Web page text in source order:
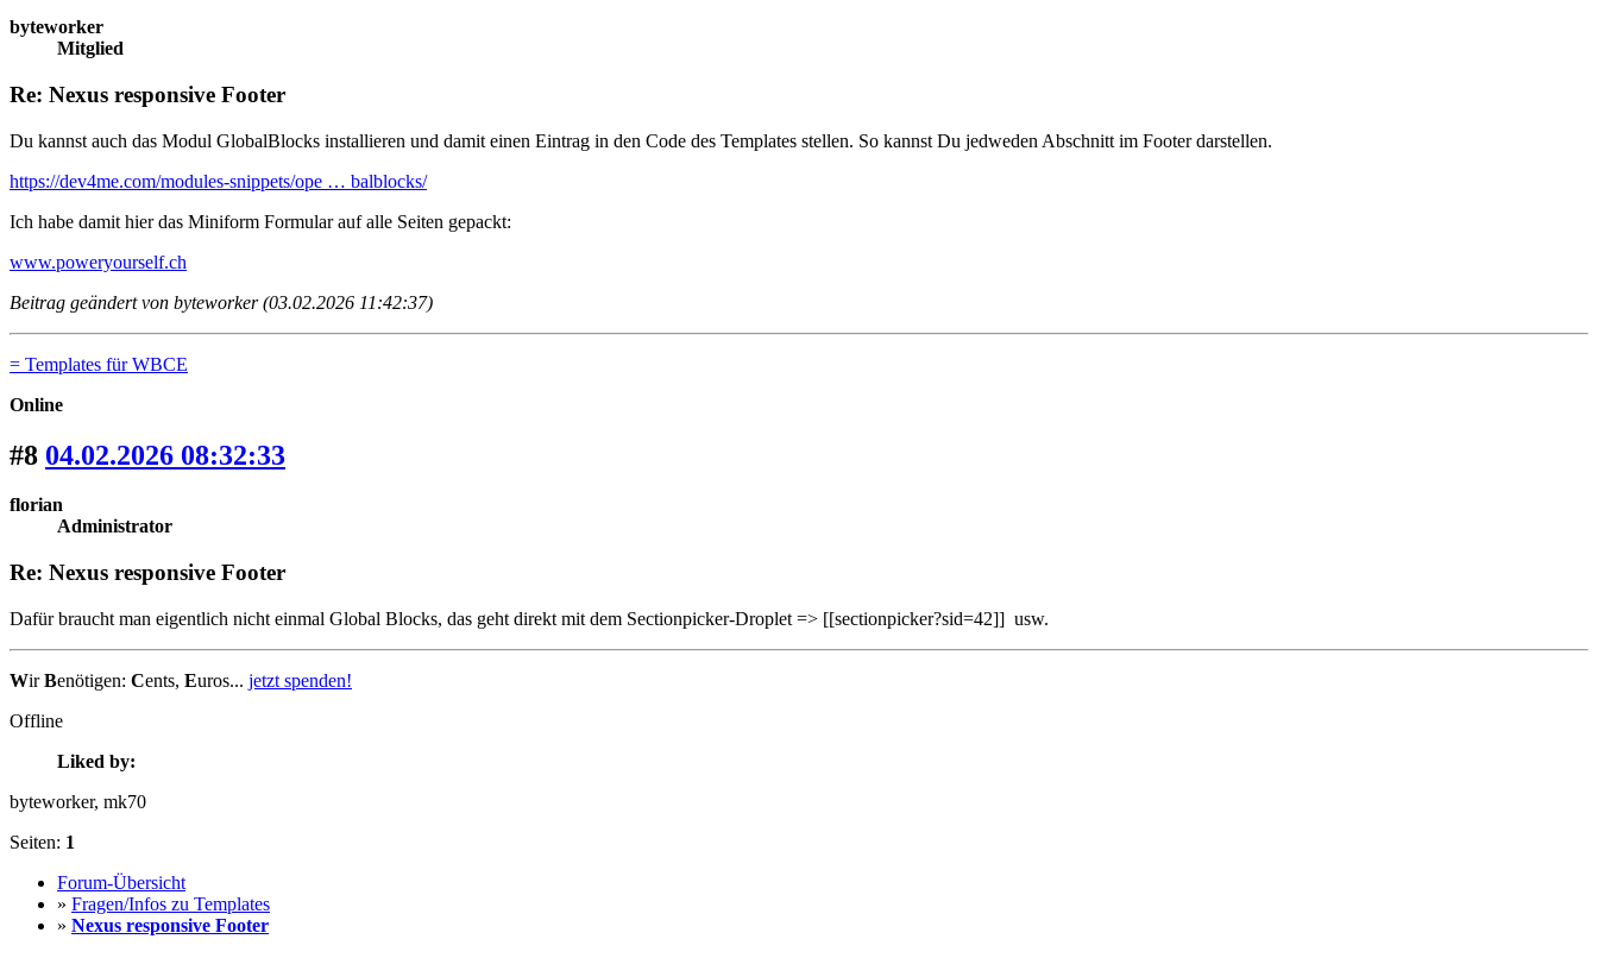
byteworker
Mitglied
Re: Nexus responsive Footer
Du kannst auch das Modul GlobalBlocks installieren und damit einen Eintrag in den Code des Templates stellen. So kannst Du jedweden Abschnitt im Footer darstellen.
https://dev4me.com/modules-snippets/ope … balblocks/
Ich habe damit hier das Miniform Formular auf alle Seiten gepackt:
www.poweryourself.ch
Beitrag geändert von byteworker (03.02.2026 11:42:37)
= Templates für WBCE
Online
#8 04.02.2026 08:32:33
florian
Administrator
Re: Nexus responsive Footer
Dafür braucht man eigentlich nicht einmal Global Blocks, das geht direkt mit dem Sectionpicker-Droplet => [[sectionpicker?sid=42]] usw.
WirBenötigen: Cents, Euros... jetzt spenden!
Offline
Liked by:
byteworker, mk70
Seiten: 1
Forum-Übersicht
» Fragen/Infos zu Templates
» Nexus responsive Footer